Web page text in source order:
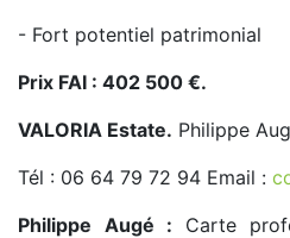
- Fort potentiel patrimonial
Prix FAI : 402 500 €.
VALORIA Estate. Philippe
Tél : 06 64 79 72 94 Email :
Philippe Augé : Carte